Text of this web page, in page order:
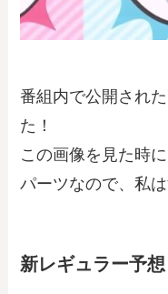
番組内で公開され
た！
この画像を見た時
パーツなので、私
新レギュラー予想